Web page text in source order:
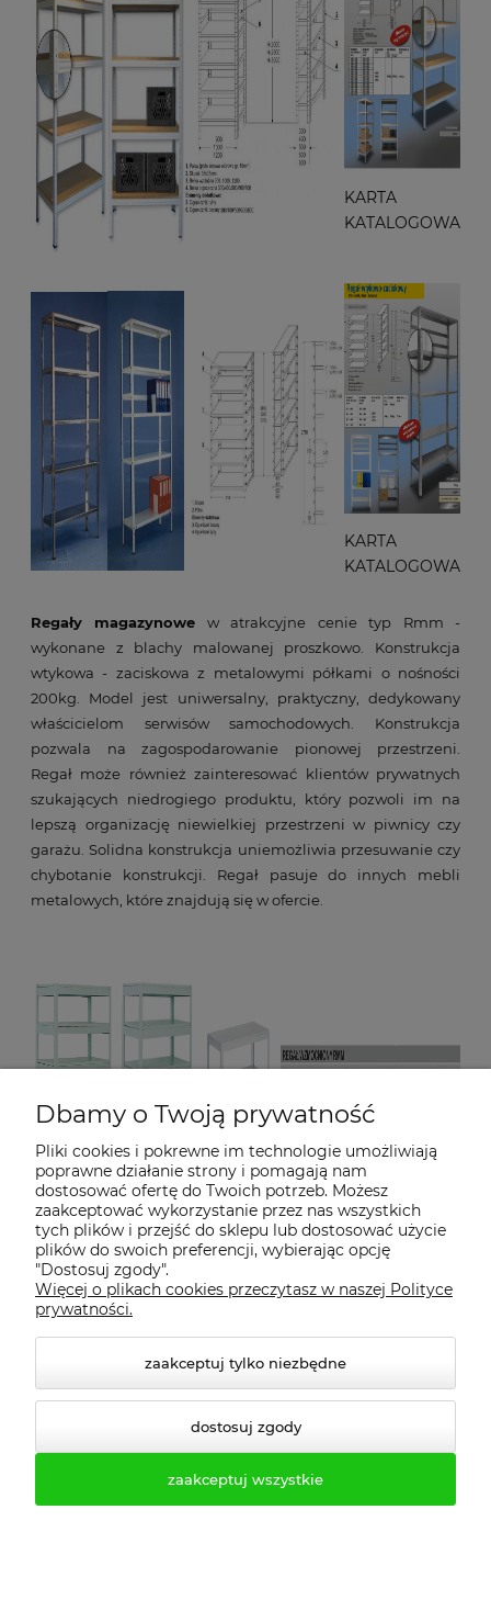
KARTA
KATALOGOWA
KARTA
KATALOGOWA
Regały magazynowe w atrakcyjne cenie typ Rmm -
wykonane z blachy malowanej proszkowo. Konstrukcja
wtykowa - zaciskowa z metalowymi półkami o nośności
200kg. Model jest uniwersalny, praktyczny, dedykowany
właścicielom serwisów samochodowych. Konstrukcja
pozwala na zagospodarowanie pionowej przestrzeni.
Regał może również zainteresować klientów prywatnych
szukających niedrogiego produktu, który pozwoli im na
lepszą organizację niewielkiej przestrzeni w piwnicy czy
garażu. Solidna konstrukcja uniemożliwia przesuwanie czy
chybotanie konstrukcji. Regał pasuje do innych mebli
metalowych, które znajdują się w ofercie.
Rodzaje regałów magazynowych
metalowych
Regały metalowe szerokie 200cm i 250cm. SYSTEM
PROFES-MTA - regały o bardzo mocnej konstrukcji. Model
przeznaczony jest do magazynu, w którym składowane są
500 kilogramów w zależności od wybranego przez klienta
Dbamy o Twoją prywatność
Pliki cookies i pokrewne im technologie umożliwiają
poprawne działanie strony i pomagają nam
dostosować ofertę do Twoich potrzeb. Możesz
zaakceptować wykorzystanie przez nas wszystkich
tych plików i przejść do sklepu lub dostosować użycie
plików do swoich preferencji, wybierając opcję
"Dostosuj zgody".
Więcej o plikach cookies przeczytasz w naszej Polityce
prywatności.
zaakceptuj tylko niezbędne
dostosuj zgody
zaakceptuj wszystkie